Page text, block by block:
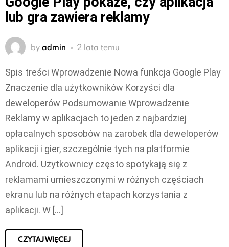
lub gra zawiera reklamy
by admin 2 lata temu
Spis treści Wprowadzenie Nowa funkcja Google Play
Znaczenie dla użytkowników Korzyści dla
deweloperów Podsumowanie Wprowadzenie
Reklamy w aplikacjach to jeden z najbardziej
opłacalnych sposobów na zarobek dla deweloperów
aplikacji i gier, szczególnie tych na platformie
Android. Użytkownicy często spotykają się z
reklamami umieszczonymi w różnych częściach
ekranu lub na różnych etapach korzystania z
aplikacji. W […]
CZYTAJ WIĘCEJ